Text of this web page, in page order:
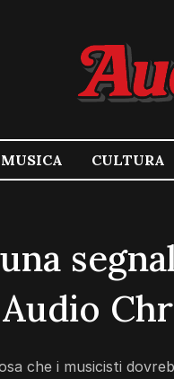
MUSICA CULTURA
che i musicisti